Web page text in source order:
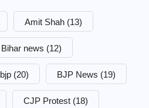
Amit Shah (13)
Bihar news (12)
bjp (20) BJP News (19)
CJP Protest (18)